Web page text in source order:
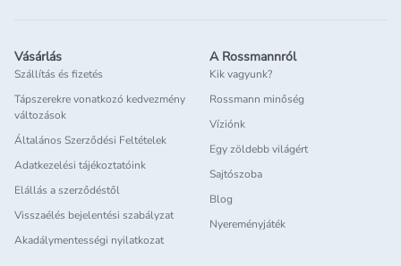
Vásárlás
Szállítás és fizetés
Tápszerekre vonatkozó kedvezmény
változások
Általános Szerződési Feltételek
Adatkezelési tájékoztatóink
Elállás a szerződéstől
Visszaélés bejelentési szabályzat
Akadálymentességi nyilatkozat
A Rossmannról
Kik vagyunk?
Rossmann minőség
Víziónk
Egy zöldebb világért
Sajtószoba
Blog
Nyereményjáték